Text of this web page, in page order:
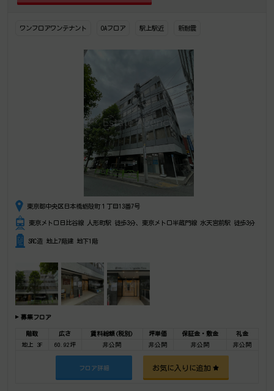
ワンフロアワンテナント OAフロア 駅上駅近 新耐震
東京都中央区日本橋蛎殻町１丁目13番7号
東京メトロ日比谷線 人形町駅 徒歩3分、東京メトロ半蔵門線 水天宮前駅 徒歩3分
SRC造 地上7階建 地下1階
募集フロア
階数 広さ 賃料総額(税別) 坪単価 保証金・敷金
礼金
地上 3F
60.92坪 非公開 非公開 非公開 非公開
フロア詳細 お気に入りに追加